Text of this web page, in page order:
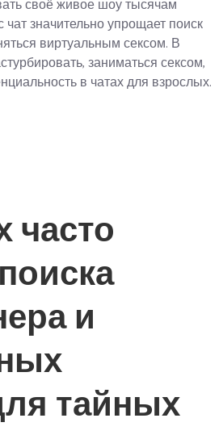
своё живое шоу тысячам
значительно упрощает поиск
виртуальным сексом. В
заниматься сексом,
в чатах для взрослых.
и
тайных